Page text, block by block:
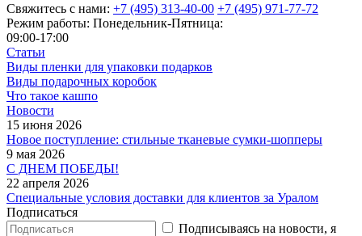
Свяжитесь с нами: +7 (495) 313-40-00 +7 (495) 971-77-72
Режим работы: Понедельник-Пятница:
09:00-17:00
Статьи
Виды пленки для упаковки подарков
Виды подарочных коробок
Что такое кашпо
Новости
15 июня 2026
Новое поступление: стильные тканевые сумки-шопперы
9 мая 2026
С ДНЕМ ПОБЕДЫ!
22 апреля 2026
Специальные условия доставки для клиентов за Уралом
Подписаться
Подписываясь на новости, я